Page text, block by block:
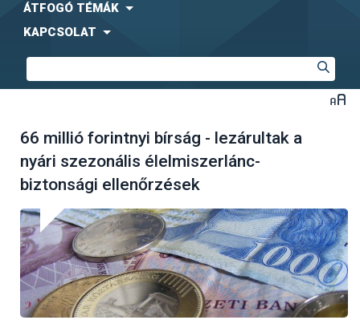
ÁTFOGÓ TÉMÁK
KAPCSOLAT
66 millió forintnyi bírság - lezárultak a
nyári szezonális élelmiszerlánc-
biztonsági ellenőrzések